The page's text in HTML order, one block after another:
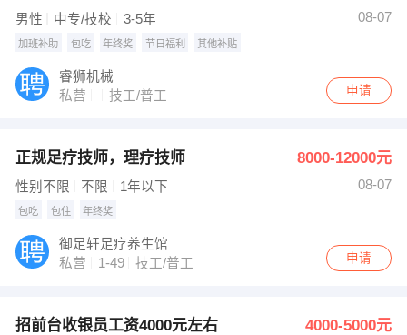
男性 中专/技校 3-5年 08-07
加班补助 包吃 年终奖 节日福利 其他补贴
睿狮机械
私营
技工/普工 申请
正规足疗技师，理疗技师 8000-12000元
性别不限 不限 1年以下 08-07
包吃 包住 年终奖
御足轩足疗养生馆
私营
1-49 技工/普工 申请
招前台收银员工资4000元左右 4000-5000元